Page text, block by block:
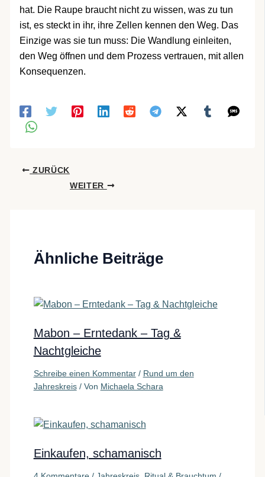
hat. Die Raupe braucht nicht zu wissen, was zu tun
ist, es steckt in ihr, ihre Zellen kennen den Weg. Das
Einzige was sie tun muss: Die Wandlung einleiten,
den Weg öffnen und dem Prozess vertrauen, mit allen
Konsequenzen.
ZURÜCK
WEITER
Ähnliche Beiträge
Mabon – Erntedank – Tag &
Nachtgleiche
Schreibe einen Kommentar / Rund um den
Jahreskreis/ Von Michaela Schara
Einkaufen, schamanisch